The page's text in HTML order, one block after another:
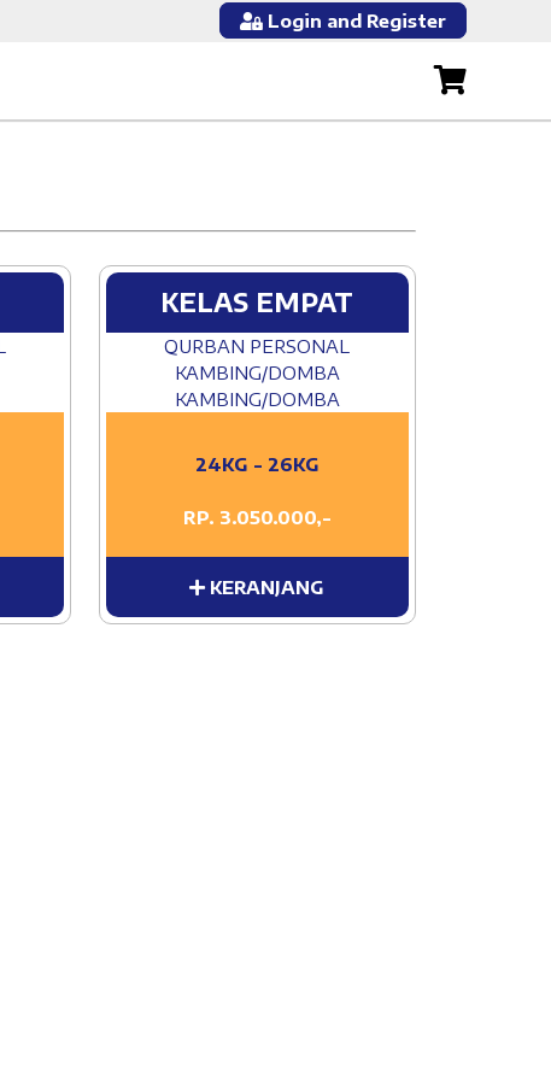
Login and Register
KELAS EMPAT
QURBAN PERSONAL
KAMBING/DOMBA
KAMBING/DOMBA
24KG - 26KG
RP. 3.050.000,-
KERANJANG